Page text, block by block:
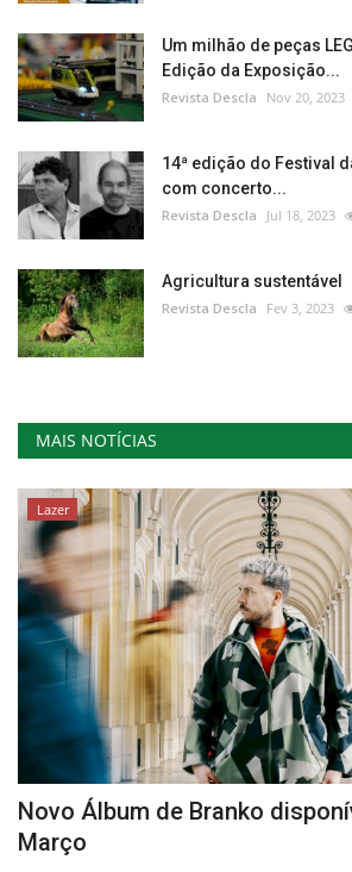
Um milhão de peças
Edição da Exposição...
Revista Descla Nov 20, 2023
14ª edição do Festival
com concerto...
Revista Descla Jul 18, 2023
Agricultura sustentável
Revista Descla Fev 3, 2023
MAIS NOTÍCIAS
Lazer
Novo Álbum de Branko
Março